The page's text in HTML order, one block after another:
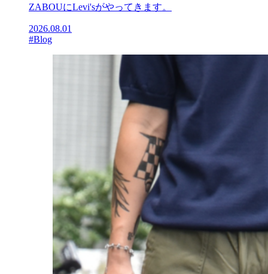
ZABOUにLevi'sがやってきます。
2026.08.01
#Blog